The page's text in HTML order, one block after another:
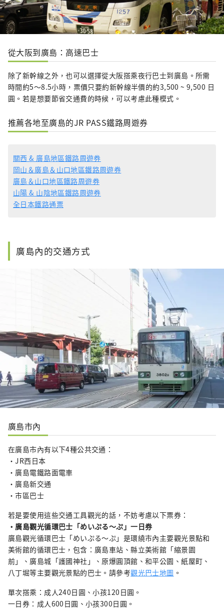
從大阪到廣島：高速巴士
除了新幹線之外，也可以選擇從大阪搭乘夜行巴士到廣島。所需
時間約5～8.5小時，票價只要約新幹線半價的約3,500 ~ 9,500 日
圓。若是想要節省交通費的時候，可以考慮此種模式。
推薦各地至廣島的JR PASS鐵路周遊券
關西 & 廣島地區鐵路周遊券
岡山＆廣島＆山口地區鐵路周遊券
廣島＆山口地區鐵路周遊券
山陽 & 山陰地區鐵路周遊券
全日本鐵路通票
廣島內的交通方式
廣島市內
在廣島市內有以下4種公共交通：
・JR西日本
・廣島電鐵路面電車
・廣島新交通
・市區巴士
若是要使用這些交通工具觀光的話，不妨考慮以下票券：
・廣島觀光循環巴士「めいぷる～ぷ」一日券
廣島觀光循環巴士「めいぷる～ぷ」是環繞市內主要觀光景點和
美術館的循環巴士，包含：廣島車站、縣立美術館「縮景園
前」、廣島城「護國神社」、原爆圓頂館、和平公園、紙屋町、
八丁堀等主要觀光景點的巴士。請參考觀光巴士地圖 。
單次搭乘：成人240日圓、小孩120日圓。
一日券：成人600日圓、小孩300日圓。